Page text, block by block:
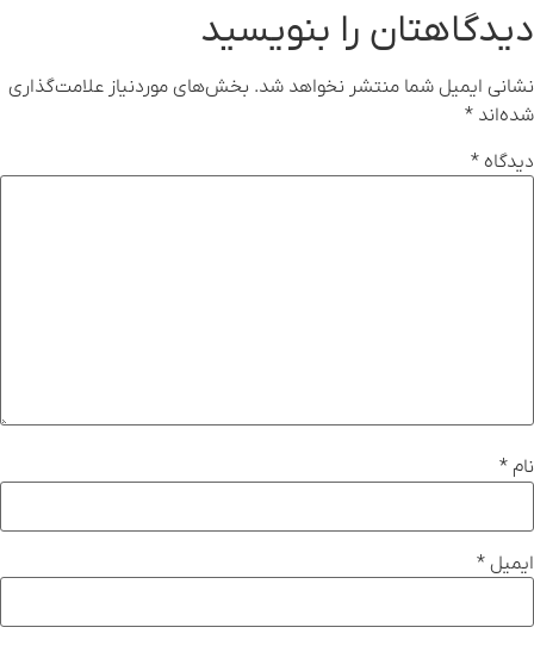
دیدگاهتان را بنویسید
نشانی ایمیل شما منتشر نخواهد شد. بخش‌های موردنیاز علامت‌گذاری
شده‌اند *
دیدگاه *
نام *
ایمیل *